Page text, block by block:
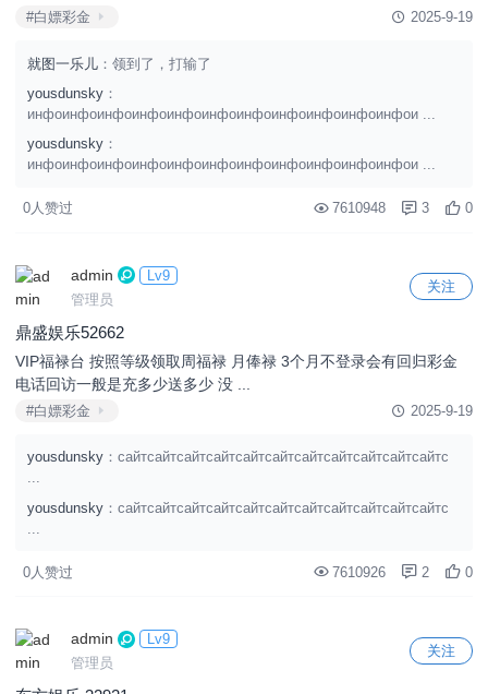
#白嫖彩金 2025-9-19
就图一乐儿 ：领到了，打输了
yousdunsky ：
инфоинфоинфоинфоинфоинфоинфоинфоинфоинфоинфои ...
yousdunsky ：
инфоинфоинфоинфоинфоинфоинфоинфоинфоинфоинфои ...
0人赞过 7610948 3 0
admin
Lv9
管理员
关注
鼎盛娱乐52662
VIP福禄台 按照等级领取周福禄 月俸禄 3个月不登录会有回归彩金
电话回访一般是充多少送多少 没 ...
#白嫖彩金 2025-9-19
yousdunsky ：сайтсайтсайтсайтсайтсайтсайтсайтсайтсайтсайтс
...
yousdunsky ：сайтсайтсайтсайтсайтсайтсайтсайтсайтсайтсайтс
0人赞过 7610926 2 0
admin
Lv9
管理员
关注